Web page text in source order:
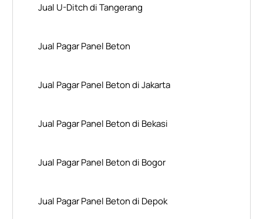
Jual U-Ditch di Tangerang
Jual Pagar Panel Beton
Jual Pagar Panel Beton di Jakarta
Jual Pagar Panel Beton di Bekasi
Jual Pagar Panel Beton di Bogor
Jual Pagar Panel Beton di Depok